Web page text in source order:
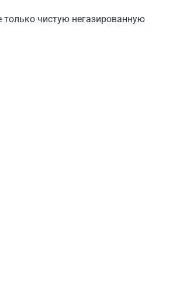
только чистую негазированную